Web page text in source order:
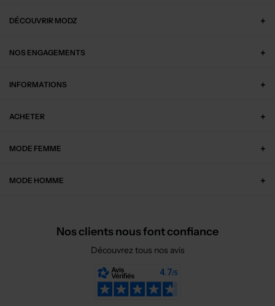
DÉCOUVRIR MODZ
NOS ENGAGEMENTS
INFORMATIONS
ACHETER
MODE FEMME
MODE HOMME
Nos clients nous font confiance
Découvrez tous nos avis